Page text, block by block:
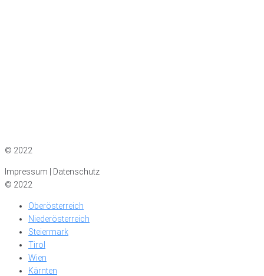
© 2022
Impressum | Datenschutz
© 2022
Oberösterreich
Niederösterreich
Steiermark
Tirol
Wien
Kärnten